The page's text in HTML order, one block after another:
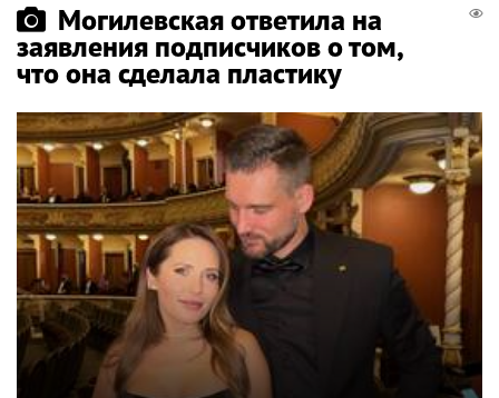
Могилевская ответила на
заявления подписчиков о том,
что она сделала пластику